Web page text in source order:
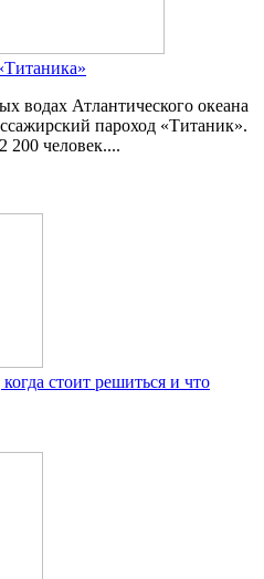
водах Атлантического океана
пароход «Титаник».
200 человек....
стоит решиться и что